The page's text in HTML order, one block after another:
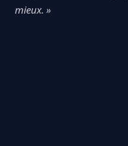
mieux. »